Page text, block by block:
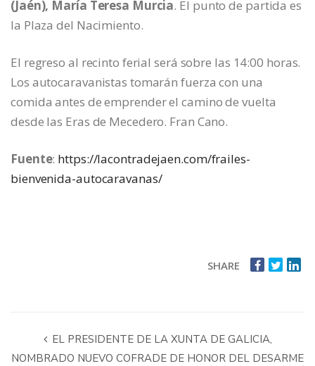
(Jaén), María Teresa Murcia. El punto de partida es
la Plaza del Nacimiento.
El regreso al recinto ferial será sobre las 14:00 horas.
Los autocaravanistas tomarán fuerza con una
comida antes de emprender el camino de vuelta
desde las Eras de Mecedero. Fran Cano.
Fuente: https://lacontradejaen.com/frailes-
bienvenida-autocaravanas/
SHARE
EL PRESIDENTE DE LA XUNTA DE GALICIA,
NOMBRADO NUEVO COFRADE DE HONOR DEL DESARME